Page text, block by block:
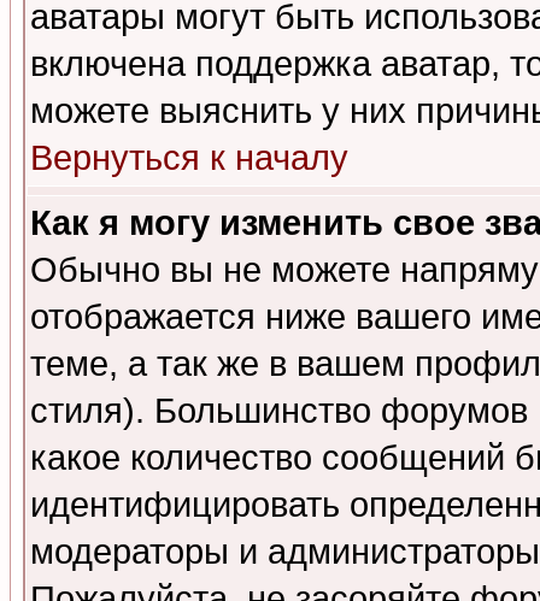
аватары могут быть
включена поддержка аватар,
можете выяснить у них
Вернуться к началу
Как я могу изменить свое
Обычно вы не можете
отображается ниже вашего
теме, а так же в вашем
стиля). Большинство форумов
какое количество сообщений
идентифицировать
модераторы и